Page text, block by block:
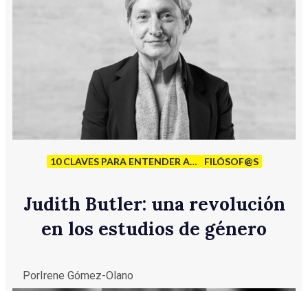
10 CLAVES PARA ENTENDER A… FILÓSOF@S
Judith Butler: una revolución
en los estudios de género
PorIrene Gómez-Olano